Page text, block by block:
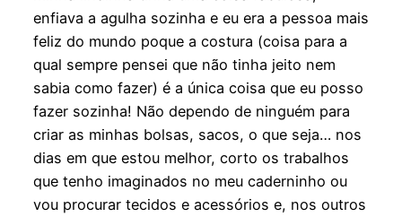
enfiava a agulha sozinha e eu era a pessoa mais
feliz do mundo poque a costura (coisa para a
qual sempre pensei que não tinha jeito nem
sabia como fazer) é a única coisa que eu posso
fazer sozinha! Não dependo de ninguém para
criar as minhas bolsas, sacos, o que seja… nos
dias em que estou melhor, corto os trabalhos
que tenho imaginados no meu caderninho ou
vou procurar tecidos e acessórios e, nos outros